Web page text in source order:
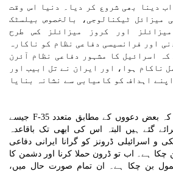
دینا بھی شروع کر دیا۔ دنیا اس وقت
میزائل ٹیکنالوجی، بالخصوص بیلسٹک
میزائلز اور کروز میزائلز کس طرح
اور فرانسیسی دفاعی نظام کو ناکارہ
اسرائیل کا مشہور دفاعی نظام آئرن
ناکام ہوا، اور ایران نے تل ابیب اور
اہداف کو کامیابی سے نشانہ بنایا
یہ دنیا میں پہلا موقع ہے کہ بعض دعووں کے مطابق متعدد F-35 جیسے
گئے ہیں البتہ اس کی ابھی تک باقاعدہ
و اسرائیلی ڈرونز کو گرانا ایرانی دفاعی
چکا ہے۔ اب تو ڈرون حملا کرنا اور دشمن کا
بن چکا ہے۔ ان تمام صورت حال میں،